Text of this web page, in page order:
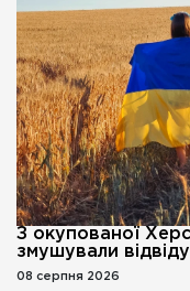
З окупованої
змушували
08 серпня 2026